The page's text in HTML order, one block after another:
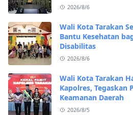
2026/8/6
Wali Kota Tarakan
Bantu Kesehatan
Disabilitas
2026/8/6
Wali Kota Tarakan
Kapolres,
Keamanan Daerah
2026/8/5